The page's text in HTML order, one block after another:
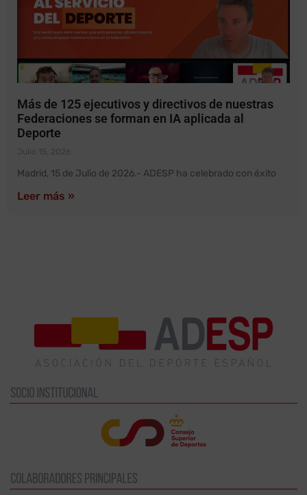
Más de 125 ejecutivos y directivos de nuestras
Federaciones se forman en IA aplicada al
Deporte
Madrid, 15 de Julio de 2026.- ADESP ha celebrado con éxito
Leer más »